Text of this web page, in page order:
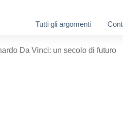
Tutti gli argomenti
Da Vinci: un secolo di futuro